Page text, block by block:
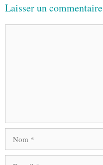
Laisser un commentaire